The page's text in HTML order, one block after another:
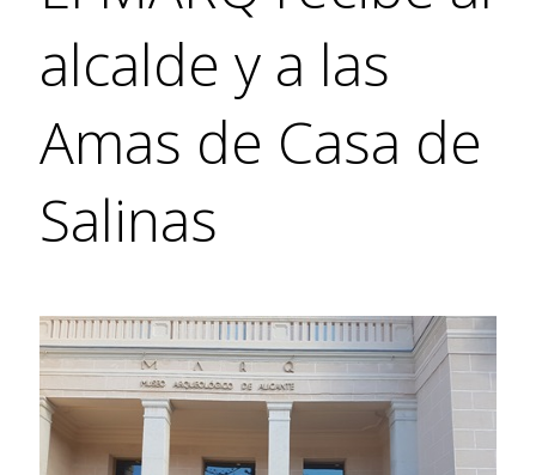
alcalde y a las
Amas de Casa de
Salinas